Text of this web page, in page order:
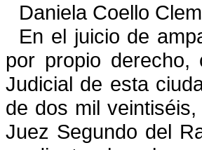
Daniela Coello
En el juicio de
por propio derecho,
Judicial de esta
de dos mil
Juez Segundo del